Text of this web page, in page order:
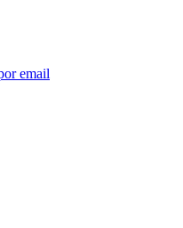
email